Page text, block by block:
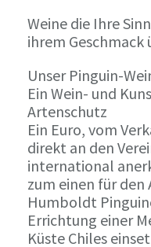
Weine die Ihre
ihrem Geschmack
Unser Pinguin-
Ein Wein- und
Artenschutz
Ein Euro, vom
direkt an den
international
zum einen für
Humboldt
Errichtung einer
Küste Chiles